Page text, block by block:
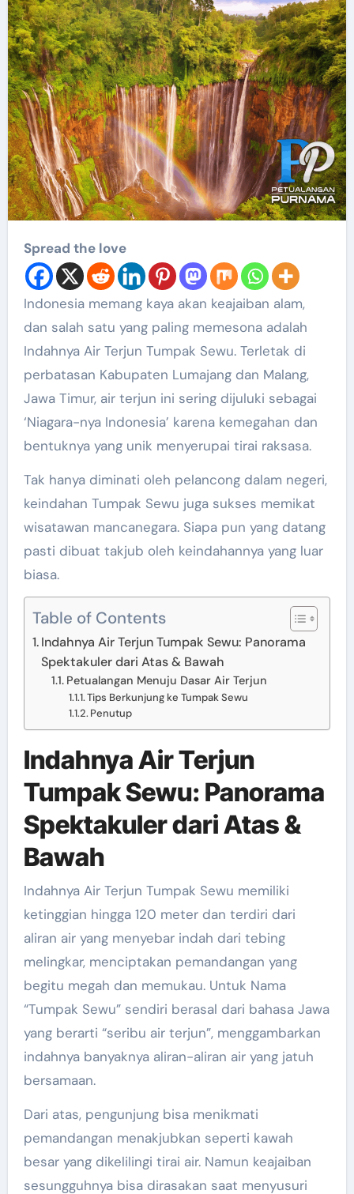
Spread the love
Indonesia memang kaya akan keajaiban alam,
dan salah satu yang paling memesona adalah
Indahnya Air Terjun Tumpak Sewu. Terletak di
perbatasan Kabupaten Lumajang dan Malang,
Jawa Timur, air terjun ini sering dijuluki sebagai
‘Niagara-nya Indonesia’ karena kemegahan dan
bentuknya yang unik menyerupai tirai raksasa.
Tak hanya diminati oleh pelancong dalam negeri,
keindahan Tumpak Sewu juga sukses memikat
wisatawan mancanegara. Siapa pun yang datang
pasti dibuat takjub oleh keindahannya yang luar
biasa.
Table of Contents
Indahnya Air Terjun Tumpak Sewu: Panorama
Spektakuler dari Atas & Bawah
Petualangan Menuju Dasar Air Terjun
Tips Berkunjung ke Tumpak Sewu
Penutup
Indahnya Air Terjun
Tumpak Sewu: Panorama
Spektakuler dari Atas &
Bawah
Indahnya Air Terjun Tumpak Sewu memiliki
ketinggian hingga 120 meter dan terdiri dari
aliran air yang menyebar indah dari tebing
melingkar, menciptakan pemandangan yang
begitu megah dan memukau. Untuk Nama
“Tumpak Sewu” sendiri berasal dari bahasa Jawa
yang berarti “seribu air terjun”, menggambarkan
indahnya banyaknya aliran-aliran air yang jatuh
bersamaan.
Dari atas, pengunjung bisa menikmati
pemandangan menakjubkan seperti kawah
besar yang dikelilingi tirai air. Namun keajaiban
sesungguhnya bisa dirasakan saat menyusuri